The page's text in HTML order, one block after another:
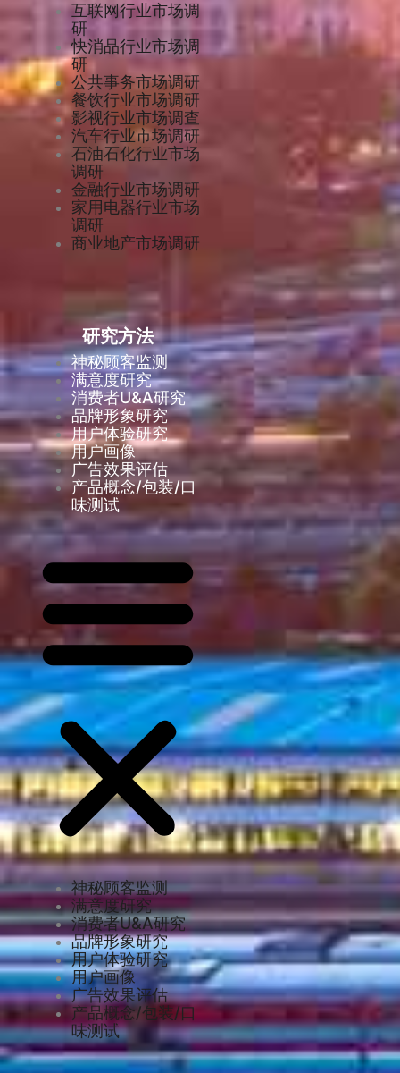
互联网行业市场调
研
快消品行业市场调
研
公共事务市场调研
餐饮行业市场调研
影视行业市场调查
汽车行业市场调研
石油石化行业市场
调研
金融行业市场调研
家用电器行业市场
调研
商业地产市场调研
研究方法
神秘顾客监测
满意度研究
消费者U&A研究
品牌形象研究
用户体验研究
用户画像
广告效果评估
产品概念/包装/口
味测试
神秘顾客监测
满意度研究
消费者U&A研究
品牌形象研究
用户体验研究
用户画像
广告效果评估
产品概念/包装/口
味测试